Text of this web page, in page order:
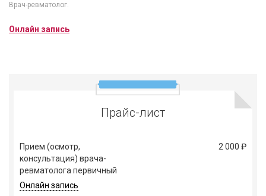
Врач-ревматолог.
Онлайн запись
Прайс-лист
Прием (осмотр,
консультация) врача-
ревматолога первичный
2 000 ₽
Онлайн запись